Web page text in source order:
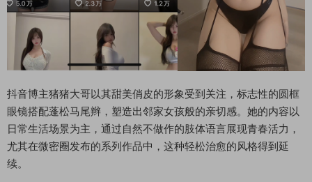
抖音博主猪猪大哥以其甜美俏皮的形象受到关注，标志性的圆框
眼镜搭配蓬松马尾辫，塑造出邻家女孩般的亲切感。她的内容以
日常生活场景为主，通过自然不做作的肢体语言展现青春活力，
尤其在微密圈发布的系列作品中，这种轻松治愈的风格得到延
续。